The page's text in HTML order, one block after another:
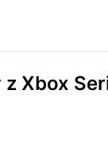
Xbox